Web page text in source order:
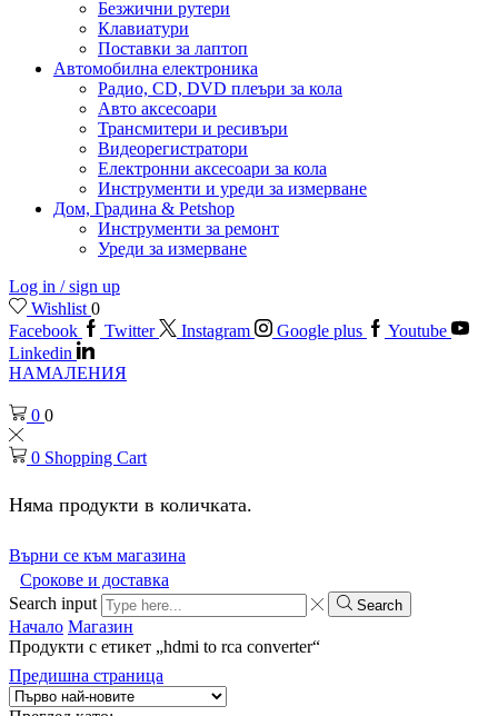
Безжични рутери
Клавиатури
Поставки за лаптоп
Автомобилна електроника
Радио, CD, DVD плеъри за кола
Авто аксесоари
Трансмитери и ресивъри
Видеорегистратори
Електронни аксесоари за кола
Инструменти и уреди за измерване
Дом, Градина & Petshop
Инструменти за ремонт
Уреди за измерване
Log in / sign up
Wishlist 0
Facebook
Twitter Instagram Google plus
Youtube
Linkedin
НАМАЛЕНИЯ
0 0
0 Shopping Cart
Няма продукти в количката.
Върни се към магазина
Срокове и доставка
Search input
Search
Начало Магазин
Продукти с етикет „hdmi to rca converter“
Предишна страница